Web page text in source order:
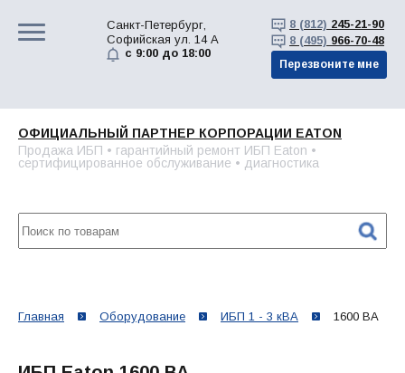
Санкт-Петербург,
Софийская ул. 14 А
с 9:00 до 18:00
8 (812) 245-21-90
8 (495) 966-70-48
Перезвоните мне
ОФИЦИАЛЬНЫЙ ПАРТНЕР КОРПОРАЦИИ EATON
Продажа ИБП • гарантийный ремонт ИБП Eaton •
сертифицированное обслуживание • диагностика
Главная Оборудование ИБП 1 - 3 кВА 1600 ВА